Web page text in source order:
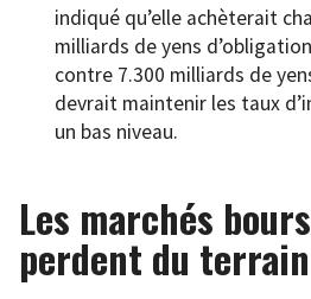
indiqué qu’elle achèterait
milliards de yens
contre 7.300 milliards de
devrait maintenir les taux
un bas niveau.
Les marchés
perdent du terrain